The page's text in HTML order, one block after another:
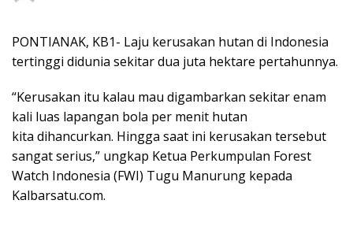
PONTIANAK, KB1- Laju kerusakan hutan di Indonesia
tertinggi didunia sekitar dua juta hektare pertahunnya.
“Kerusakan itu kalau mau digambarkan sekitar enam
kali luas lapangan bola per menit hutan
kita dihancurkan. Hingga saat ini kerusakan tersebut
sangat serius,” ungkap Ketua Perkumpulan Forest
Watch Indonesia (FWI) Tugu Manurung kepada
Kalbarsatu.com.